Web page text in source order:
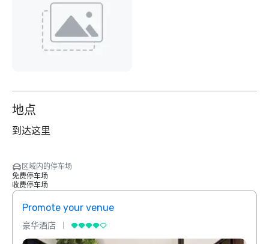
地点
到达这里
区域内的停车场
免费停车场
收费停车场
Promote your venue
豪华酒店